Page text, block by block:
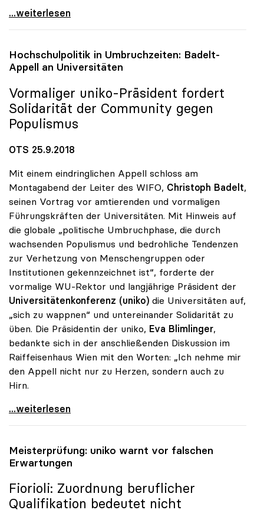
Universitäten setzen weiter auf MORE-Initiative
...weiterlesen
Hochschulpolitik in Umbruchzeiten: Badelt-
Appell an Universitäten
Vormaliger uniko-Präsident fordert
Solidarität der Community gegen
Populismus
OTS 25.9.2018
Mit einem eindringlichen Appell schloss am
Montagabend der Leiter des WIFO, Christoph Badelt,
seinen Vortrag vor amtierenden und vormaligen
Führungskräften der Universitäten. Mit Hinweis auf
die globale „politische Umbruchphase, die durch
wachsenden Populismus und bedrohliche Tendenzen
zur Verhetzung von Menschengruppen oder
Institutionen gekennzeichnet ist“, forderte der
vormalige WU-Rektor und langjährige Präsident der
Universitätenkonferenz (uniko) die Universitäten auf,
„sich zu wappnen“ und untereinander Solidarität zu
üben. Die Präsidentin der uniko, Eva Blimlinger,
bedankte sich in der anschließenden Diskussion im
Raiffeisenhaus Wien mit den Worten: „Ich nehme mir
den Appell nicht nur zu Herzen, sondern auch zu
Hirn.
Hochschulpolitik in Umbruchzeiten: Badelt-Appell
...weiterlesen
Meisterprüfung: uniko warnt vor falschen
Erwartungen
Fiorioli: Zuordnung beruflicher
Qualifikation bedeutet nicht